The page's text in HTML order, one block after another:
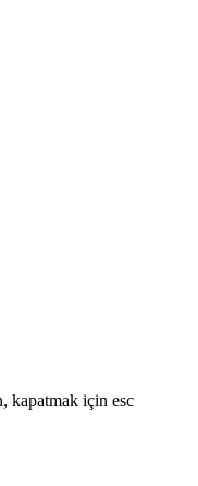
kapatmak için esc